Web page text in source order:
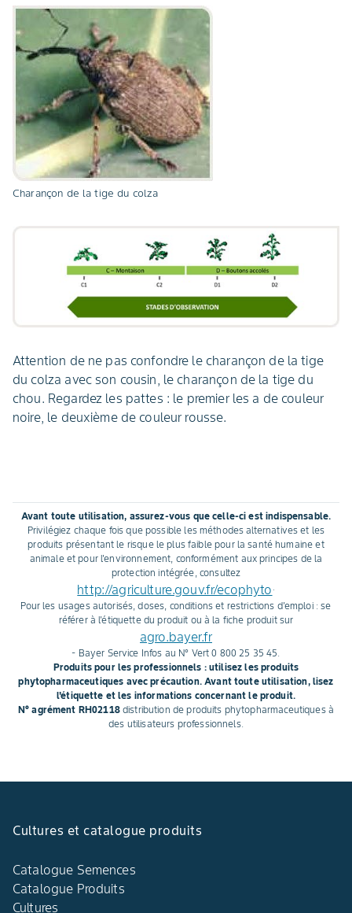
Charançon de la tige du colza
Attention de ne pas confondre le charançon de la tige
du colza avec son cousin, le charançon de la tige du
chou. Regardez les pattes : le premier les a de couleur
noire, le deuxième de couleur rousse.
Avant toute utilisation, assurez-vous que celle-ci est indispensable.
Privilégiez chaque fois que possible les méthodes alternatives et les
produits présentant le risque le plus faible pour la santé humaine et
animale et pour l'environnement, conformément aux principes de la
protection intégrée, consultez
http://agriculture.gouv.fr/ecophyto .
Pour les usages autorisés, doses, conditions et restrictions d'emploi : se
référer à l'étiquette du produit ou à la fiche produit sur
agro.bayer.fr
- Bayer Service Infos au N° Vert 0 800 25 35 45.
Produits pour les professionnels : utilisez les produits
phytopharmaceutiques avec précaution. Avant toute utilisation, lisez
l'étiquette et les informations concernant le produit.
N° agrément RH02118distribution de produits phytopharmaceutiques à
des utilisateurs professionnels.
Cultures et catalogue produits
Catalogue Semences
Catalogue Produits
Cultures